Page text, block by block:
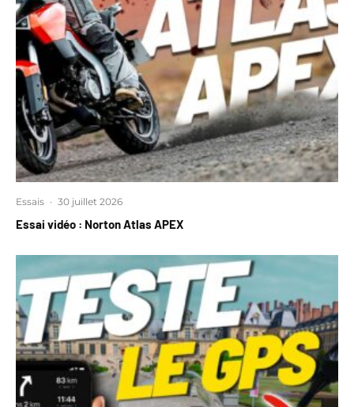
Essais · 30 juillet 2026
Essai vidéo : Norton Atlas APEX